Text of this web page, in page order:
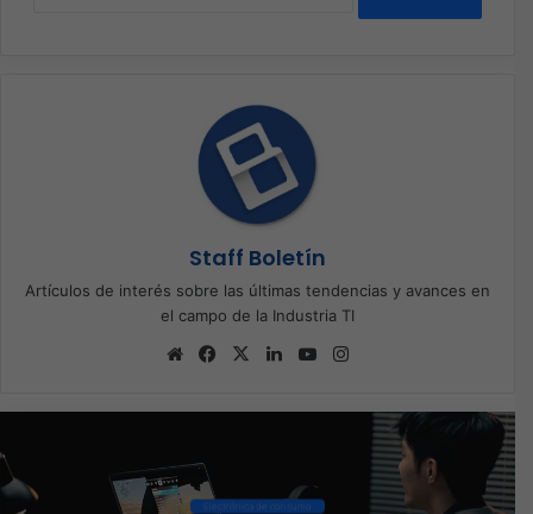
Staff Boletín
Artículos de interés sobre las últimas tendencias y avances en
el campo de la Industria TI
Sitio
Facebook
X LinkedInYouTube
Ciberseguridad